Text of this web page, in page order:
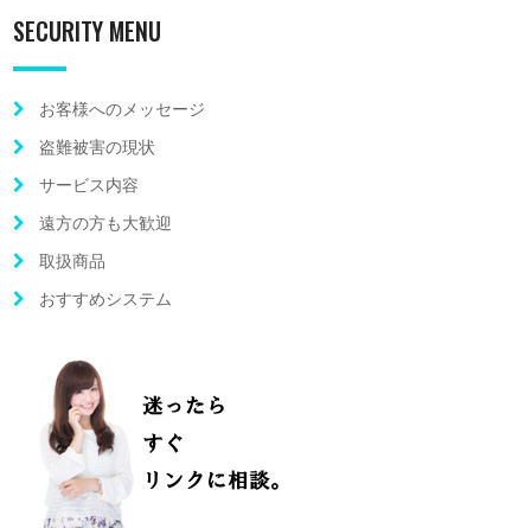
SECURITY MENU
お客様へのメッセージ
盗難被害の現状
サービス内容
遠方の方も大歓迎
取扱商品
おすすめシステム